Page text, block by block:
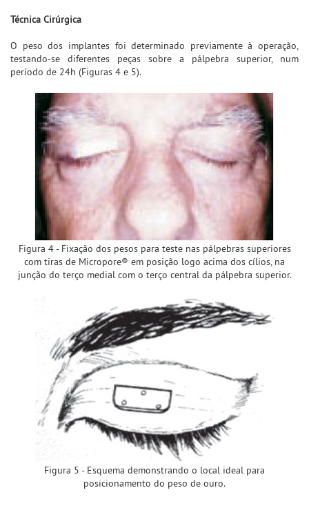
Técnica Cirúrgica
O peso dos implantes foi determinado previamente à operação,
testando-se diferentes peças sobre a pálpebra superior, num
período de 24h (Figuras 4 e 5).
Figura 4 - Fixação dos pesos para teste nas pálpebras superiores
com tiras de Micropore® em posição logo acima dos cílios, na
junção do terço medial com o terço central da pálpebra superior.
Figura 5 - Esquema demonstrando o local ideal para
posicionamento do peso de ouro.